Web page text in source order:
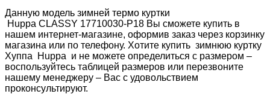
Данную модель зимней термо куртки
Huppa CLASSY 17710030-P18 Вы сможете купить в
нашем интернет-магазине, оформив заказ через корзинку
магазина или по телефону. Хотите купить зимнюю куртку
Хуппа
Huppa и не можете определиться с размером –
воспользуйтесь таблицей размеров или перезвоните
нашему менеджеру – Вас с удовольствием
проконсультируют.